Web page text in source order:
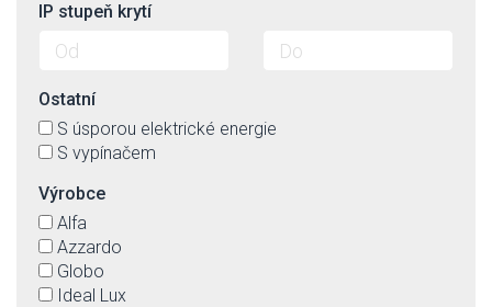
IP stupeň krytí
Ostatní
S úsporou elektrické energie
S vypínačem
Výrobce
Alfa
Azzardo
Globo
Ideal Lux